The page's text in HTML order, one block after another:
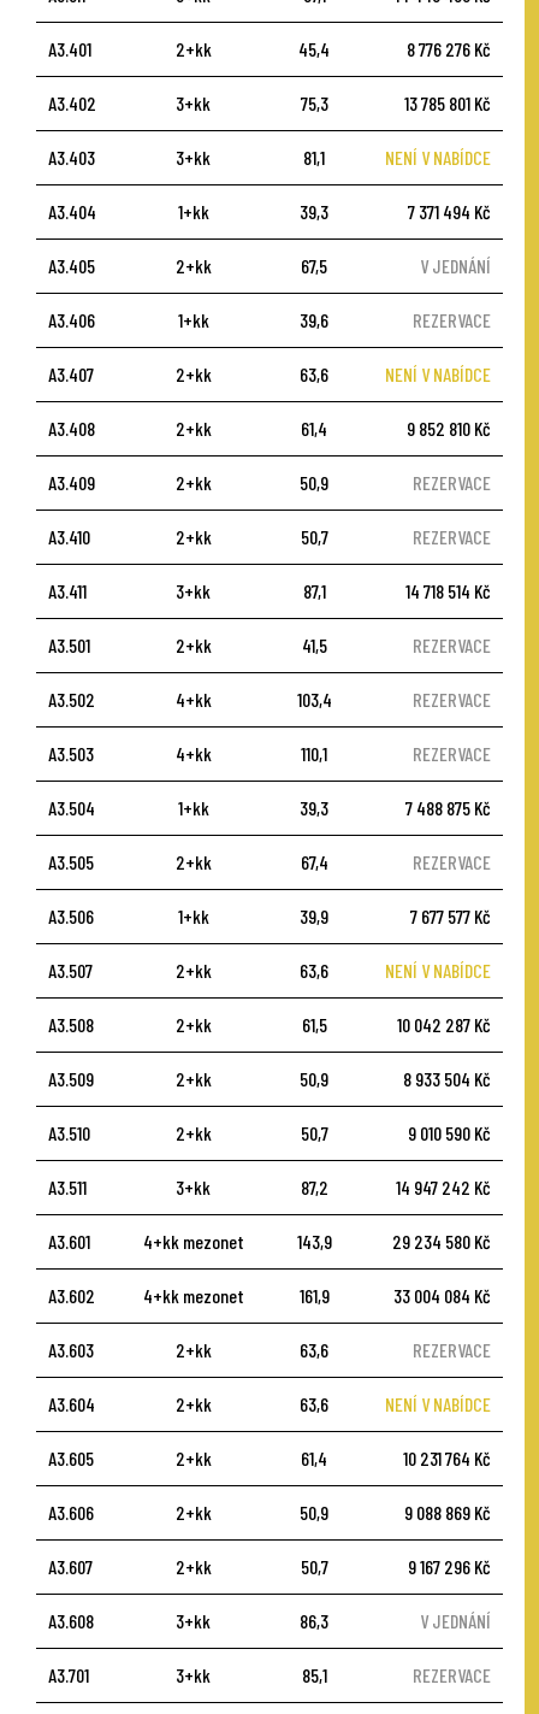
A3.401 2+kk 45,4 8 776 276 Kč
A3.402 3+kk 75,3 13 785 801 Kč
A3.403 3+kk 81,1 NENÍ V NABÍDCE
A3.404 1+kk 39,3 7 371 494 Kč
A3.405 2+kk 67,5 V JEDNÁNÍ
A3.406 1+kk 39,6 REZERVACE
A3.407 2+kk 63,6 NENÍ V NABÍDCE
A3.408 2+kk 61,4 9 852 810 Kč
A3.409 2+kk 50,9 REZERVACE
A3.410 2+kk 50,7 REZERVACE
A3.411 3+kk 87,1 14 718 514 Kč
A3.501 2+kk 41,5 REZERVACE
A3.502 4+kk 103,4 REZERVACE
A3.503 4+kk 110,1 REZERVACE
A3.504 1+kk 39,3 7 488 875 Kč
A3.505 2+kk 67,4 REZERVACE
A3.506 1+kk 39,9 7 677 577 Kč
A3.507 2+kk 63,6 NENÍ V NABÍDCE
A3.508 2+kk 61,5 10 042 287 Kč
A3.509 2+kk 50,9 8 933 504 Kč
A3.510 2+kk 50,7 9 010 590 Kč
A3.511 3+kk 87,2 14 947 242 Kč
A3.601 4+kk mezonet 143,9 29 234 580 Kč
A3.602 4+kk mezonet 161,9 33 004 084 Kč
A3.603 2+kk 63,6 REZERVACE
A3.604 2+kk 63,6 NENÍ V NABÍDCE
A3.605 2+kk 61,4 10 231 764 Kč
A3.606 2+kk 50,9 9 088 869 Kč
A3.607 2+kk 50,7 9 167 296 Kč
A3.608 3+kk 86,3 V JEDNÁNÍ
A3.701 3+kk 85,1 REZERVACE